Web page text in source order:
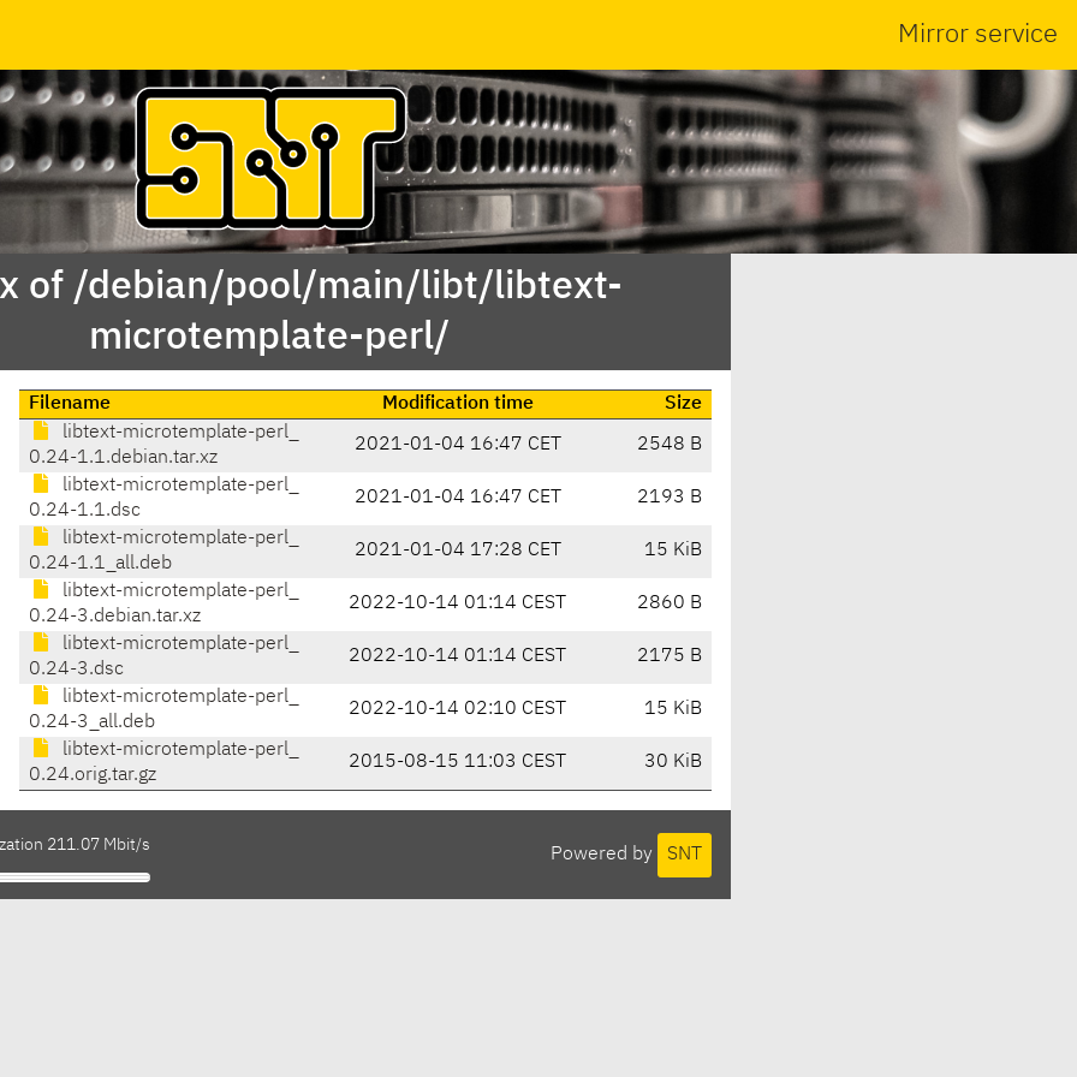
Mirror service
of /debian/pool/main/libt/libtext-
microtemplate-perl/
Filename Modification time
Size
libtext-microtemplate-perl_
0.24-1.1.debian.tar.xz
2021-01-04 16:47 CET 2548 B
libtext-microtemplate-perl_
0.24-1.1.dsc
2021-01-04 16:47 CET 2193 B
libtext-microtemplate-perl_
0.24-1.1_all.deb
2021-01-04 17:28 CET 15 KiB
libtext-microtemplate-perl_
0.24-3.debian.tar.xz
2022-10-14 01:14 CEST 2860 B
libtext-microtemplate-perl_
0.24-3.dsc
2022-10-14 01:14 CEST 2175 B
libtext-microtemplate-perl_
0.24-3_all.deb
2022-10-14 02:10 CEST 15 KiB
libtext-microtemplate-perl_
0.24.orig.tar.gz
2015-08-15 11:03 CEST 30 KiB
Powered by SNT
211.07 Mbit/s